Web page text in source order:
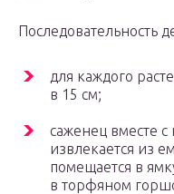
Последовательность
для каждого
в 15 см;
саженец вместе
извлекается из
помещается в
в торфяном